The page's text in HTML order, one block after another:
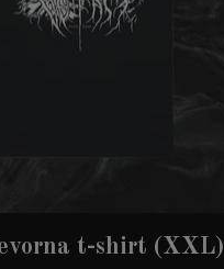
t-shirt (XXL)